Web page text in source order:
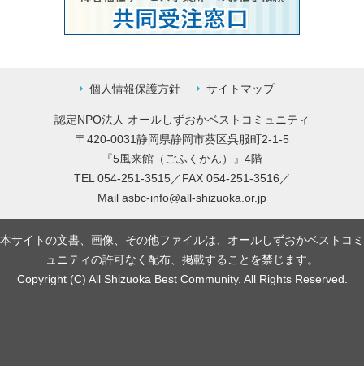
個人情報保護方針 サイトマップ
認定NPO法人 オールしずおかベストコミュニティ
〒420-0031静岡県静岡市葵区呉服町2-1-5
『5風来館（ごふくかん）』4階
TEL 054-251-3515／FAX 054-251-3516／
Mail asbc-info@all-shizuoka.or.jp
本サイトの文書、画像、その他ファイルは、オールしずおかベストコミ
ュニティの許可なく配布、掲載することを禁じます。
Copyright (C) All Shizuoka Best Community. All Rights Reserved.